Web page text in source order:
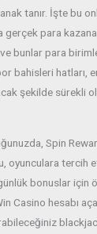
tanır. İşte bu
gerçek para
bunlar para
bahisleri hatları,
şekilde sürekli
Spin
oyunculara tercih
bonuslar için
Casino hesabı